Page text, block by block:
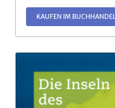
KAUFEN IM BUCHHANDEL